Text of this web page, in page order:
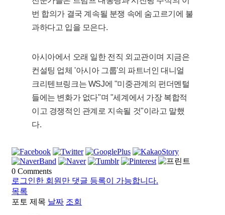
번 합의가 결국 계속될 분쟁 속에 숨고르기에 불
과하다고 입을 모은다.
아시아에서 오래 일한 전직 외교관이며 지금은
컨설팅 업체 '아시아 그룹'의 파트너인 대니얼
크리텐브링크는 WSJ에 "미중관계의 펀더멘털
들에는 변화가 없다"며 "세계에서 가장 복합적
이고 경쟁적인 관계로 지속될 것"이라고 말했
다.
0 Comments
로그인한 회원만 댓글 등록이 가능합니다.
목록
포토 제목 날짜 조회